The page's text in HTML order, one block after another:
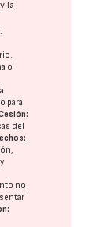
y la
o
para
del
no